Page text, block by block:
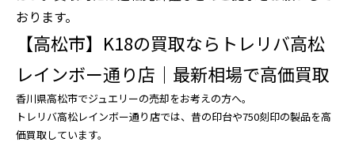
おります。
【高松市】K18の買取ならトレリバ高松
レインボー通り店｜最新相場で高価買取
香川県高松市でジュエリーの売却をお考えの方へ。
トレリバ高松レインボー通り店では、昔の印台や750刻印の製品を高
価買取しています。